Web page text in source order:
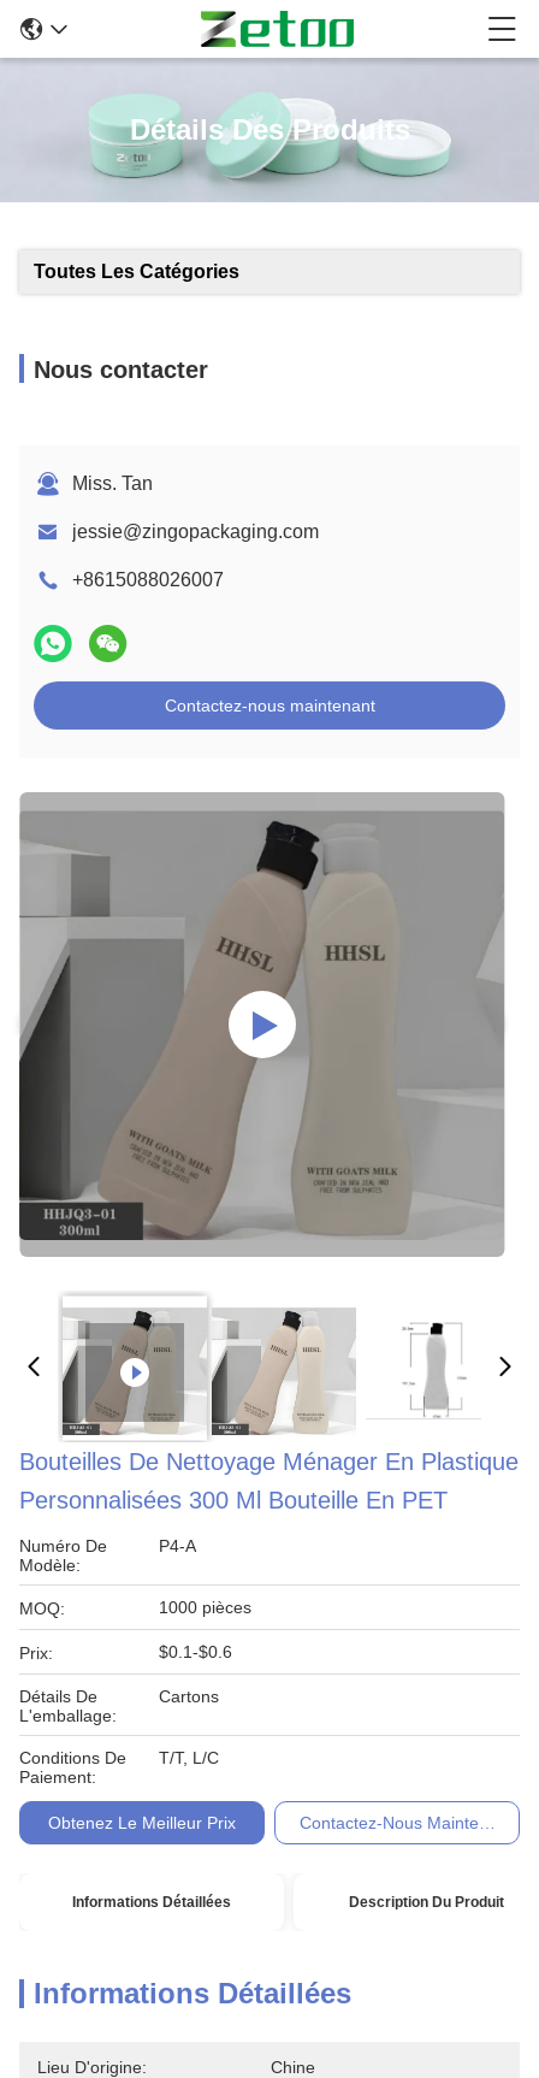
Détails Des Produits
Toutes Les Catégories
Nous contacter
Miss. Tan
jessie@zingopackaging.com
+8615088026007
Contactez-nous maintenant
Bouteilles De Nettoyage Ménager En Plastique
Personnalisées 300 Ml Bouteille En PET
Numéro De
Modèle:
P4-A
MOQ: 1000 pièces
Prix: $0.1-$0.6
Détails De
L'emballage:
Cartons
Conditions De
Paiement:
T/T, L/C
Obtenez Le Meilleur Prix Contactez-Nous Maintenant
Informations Détaillées Description Du Produit
Informations Détaillées
Lieu D'origine: Chine